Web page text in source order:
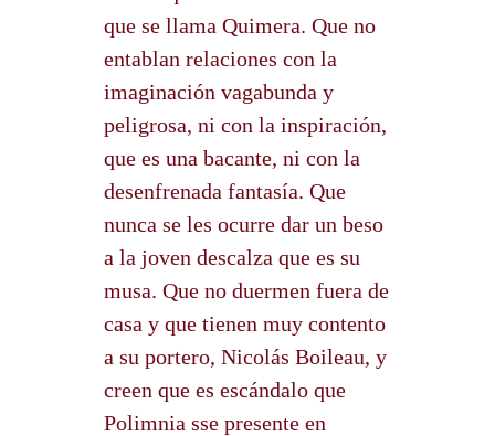
que se llama Quimera. Que no
entablan relaciones con la
imaginación vagabunda y
peligrosa, ni con la inspiración,
que es una bacante, ni con la
desenfrenada fantasía. Que
nunca se les ocurre dar un beso
a la joven descalza que es su
musa. Que no duermen fuera de
casa y que tienen muy contento
a su portero, Nicolás Boileau, y
creen que es escándalo que
Polimnia sse presente en